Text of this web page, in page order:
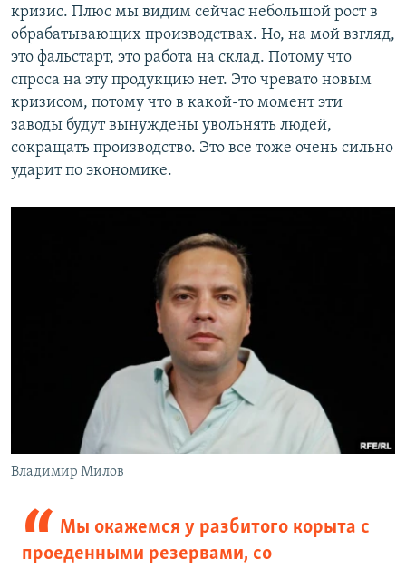
кризис. Плюс мы видим сейчас небольшой рост в
обрабатывающих производствах. Но, на мой взгляд,
это фальстарт, это работа на склад. Потому что
спроса на эту продукцию нет. Это чревато новым
кризисом, потому что в какой-то момент эти
заводы будут вынуждены увольнять людей,
сокращать производство. Это все тоже очень сильно
ударит по экономике.
Владимир Милов
Мы окажемся у разбитого корыта с
проеденными резервами, со